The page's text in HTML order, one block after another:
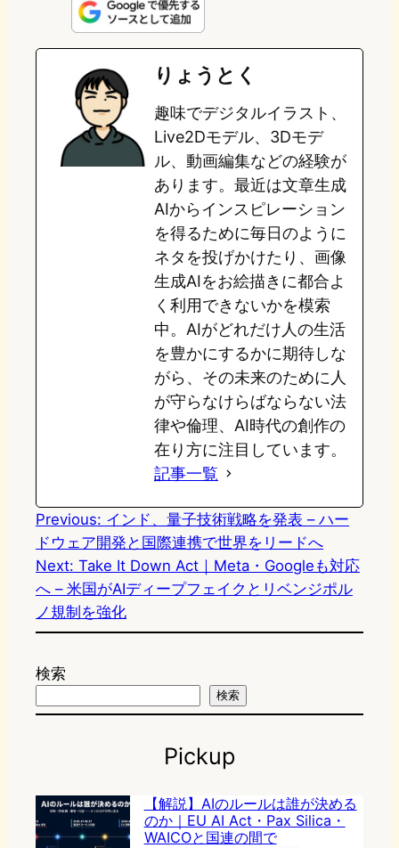
n
e
s
t
o
d
n
u
e
k
y
e
b
o
o
k
e
a
りょうとく
趣味でデジタルイラスト、
Live2Dモデル、3Dモデ
ル、動画編集などの経験が
あります。最近は文章生成
AIからインスピレーション
を得るために毎日のように
ネタを投げかけたり、画像
生成AIをお絵描きに都合よ
く利用できないかを模索
中。AIがどれだけ人の生活
を豊かにするかに期待しな
がら、その未来のために人
が守らなけらばならない法
律や倫理、AI時代の創作の
在り方に注目しています。
記事一覧
Previous: インド、量子技術戦略を発表 – ハー
ドウェア開発と国際連携で世界をリードへ
Next: Take It Down Act｜Meta・Googleも対応
へ – 米国がAIディープフェイクとリベンジポル
ノ規制を強化
検索
検索
Pickup
【解説】AIのルールは誰が決める
のか｜EU AI Act・Pax Silica・
WAICOと国連の間で